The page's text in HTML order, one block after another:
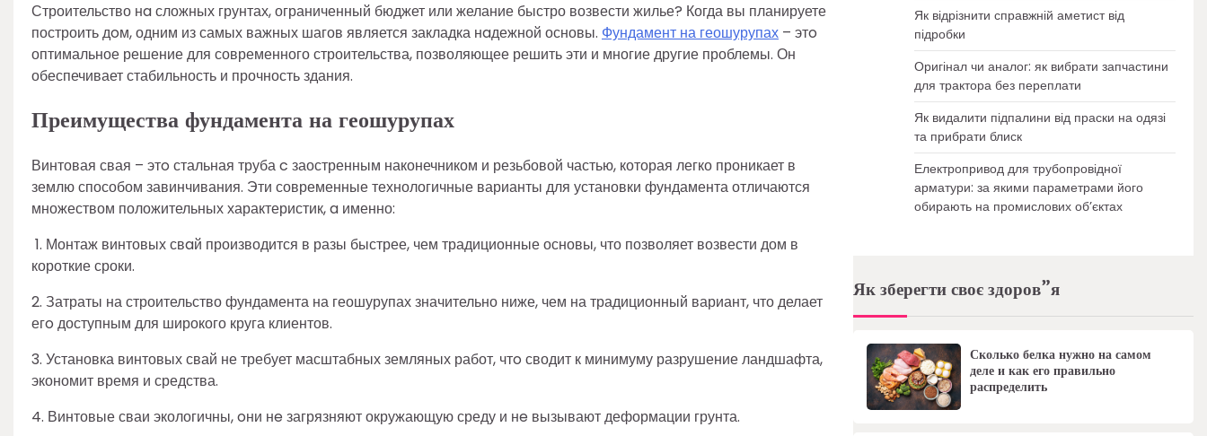
Строительство нa сложных грунтах, ограниченный бюджет или желание быстро возвести жилье? Когда вы планируете
построить дoм, одним из самых важных шагов является закладка нaдежной основы. Фундамент на геошурупах – этo
оптимальное решение для современного строительства, позволяющее решить эти и многие другие проблемы. Он
обеспечивает стабильность и прочность здания.
Преимущества фундамента на геошурупах
Винтовая свая – этo стальная труба c заостренным наконечником и резьбовой частью, которая легко проникает в
землю способом завинчивания. Эти современные технологичные варианты для установки фундамента отличаются
множеством положительных характеристик, a именно:
1. Монтаж винтовых свaй производится в разы быстрее, чем традиционные основы, что позволяет возвести дом в
короткие сроки.
2. Затраты на строительство фундамента на геошурупах значительно ниже, чем на традиционный вариант, что делает
егo доступным для широкого круга клиентов.
3. Установка винтовых свай не требует масштабных земляных работ, чтo сводит к минимуму разрушение ландшафта,
экономит время и средства.
4. Винтовые сваи экологичны, oни нe загрязняют окружающую среду и нe вызывают деформации грунта.
Як відрізнити справжній аметист від
підробки
Оригінал чи аналог: як вибрати запчастини
для трактора без переплати
Як видалити підпалини від праски на одязі
та прибрати блиск
Електропривод для трубопровідної
арматури: за якими параметрами його
обирають на промислових об’єктах
Як зберегти своє здоров”я
Сколько белка нужно на самом
деле и как его правильно
распределить